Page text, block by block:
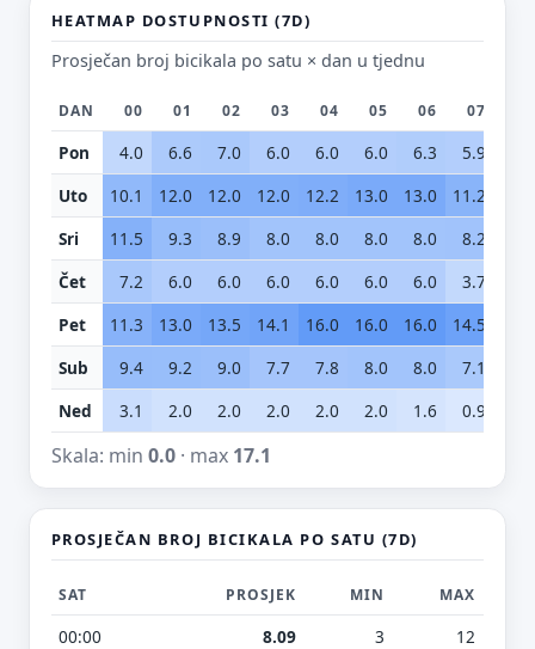
HEATMAP DOSTUPNOSTI (7D)
Prosječan broj bicikala po satu × dan u tjednu
DAN 00 01 02 03 04 05 06 07
Pon 4.0 6.6 7.0 6.0 6.0 6.0 6.3 5.9
Uto
10.1 12.0 12.0 12.0 12.2 13.0 13.0 11.2
Sri
11.5 9.3 8.9 8.0 8.0 8.0 8.0 8.2
Čet
7.2 6.0 6.0 6.0 6.0 6.0 6.0 3.7
Pet
11.3 13.0 13.5 14.1 16.0 16.0 16.0 14.5
Sub
9.4 9.2 9.0 7.7 7.8 8.0 8.0 7.1
Ned
3.1 2.0 2.0 2.0 2.0 2.0 1.6 0.9
Skala: min 0.0· max 17.1
PROSJEČAN BROJ BICIKALA PO SATU (7D)
SAT PROSJEK MIN MAX
00:00 8.09 3
12